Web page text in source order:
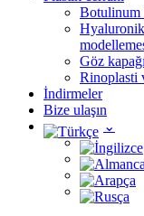
Botulinum
Hyaluronik
Göz
Rinoplasti
İndirmeler
Bize ulaşın